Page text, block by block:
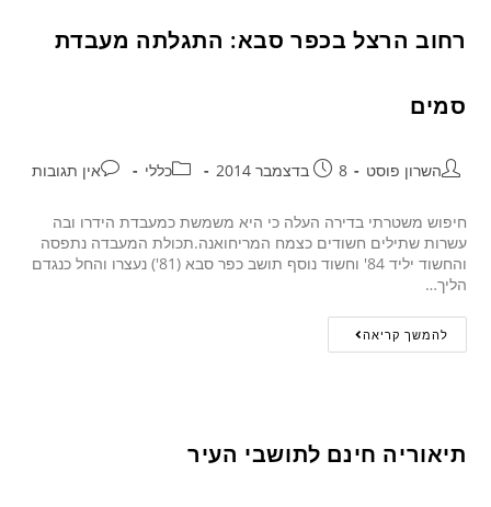
רחוב הרצל בכפר סבא: התגלתה מעבדת
סמים
השרון פוסט 8 בדצמבר 2014 כללי אין תגובות
חיפוש משטרתי בדירה העלה כי היא משמשת כמעבדת הידרו ובה
עשרות שתילים חשודים כצמח המריחואנה.תכולת המעבדה נתפסה
והחשוד יליד 84' וחשוד נוסף תושב כפר סבא (81') נעצרו והחל כנגדם
הליך…
להמשך קריאה
תיאוריה חינם לתושבי העיר